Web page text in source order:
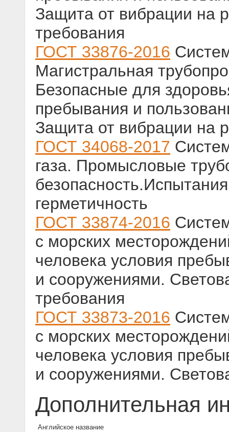
Защита от вибрации на
требования
ГОСТ 33876-2016
Магистральная
Безопасные для
пребывания и
Защита от вибрации на
ГОСТ 34068-2017
газа. Промысловые
герметичность
ГОСТ 33874-2016
с морских
человека условия
и сооружениями.
требования
ГОСТ 33873-2016
с морских
человека условия
и сооружениями.
Дополнительная
Английское название